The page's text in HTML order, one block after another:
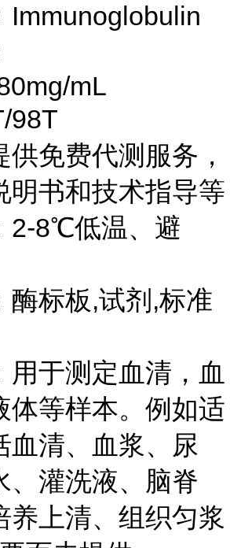
Immunoglobulin
mL
98T
供免费代测服务，
明书和技术指导等
2-8℃低温、避
酶标板,试剂,标准
用于测定血清，血
体等样本。例如适
血清、血浆、尿
、灌洗液、脑脊
养上清、组织匀浆